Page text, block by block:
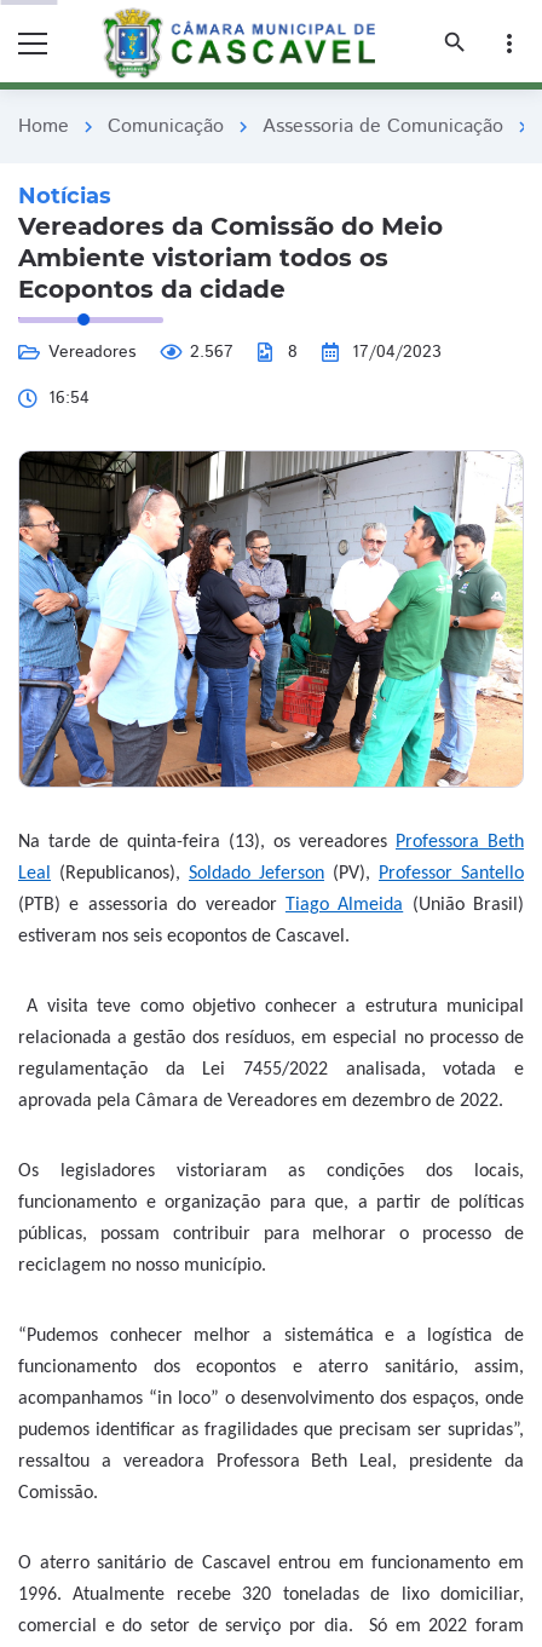
search
more_vert
Home chevron_right Comunicação chevron_right Assessoria de Comunicação chevron_right
Notícias
Vereadores da Comissão do Meio
Ambiente vistoriam todos os
Ecopontos da cidade
Vereadores 2.567 8
17/04/2023
16:54
Na tarde de quinta-feira (13), os vereadores Professora Beth
Leal
(Republicanos), Soldado Jeferson (PV),
Professor Santello
(PTB) e assessoria do vereador Tiago Almeida (União Brasil)
estiveram nos seis ecopontos de Cascavel.
A visita teve como objetivo conhecer a estrutura municipal
relacionada a gestão dos resíduos, em especial no processo de
regulamentação da Lei 7455/2022 analisada, votada e
aprovada pela Câmara de Vereadores em dezembro de 2022.
Os legisladores vistoriaram as condições dos locais,
funcionamento e organização para que, a partir de políticas
públicas, possam contribuir para melhorar o processo de
reciclagem no nosso município.
“Pudemos conhecer melhor a sistemática e a logística de
funcionamento dos ecopontos e aterro sanitário, assim,
acompanhamos “in loco” o desenvolvimento dos espaços, onde
pudemos identificar as fragilidades que precisam ser supridas”,
ressaltou a vereadora Professora Beth Leal, presidente da
Comissão.
O aterro sanitário de Cascavel entrou em funcionamento em
1996. Atualmente recebe 320 toneladas de lixo domiciliar,
comercial e do setor de serviço por dia. Só em 2022 foram